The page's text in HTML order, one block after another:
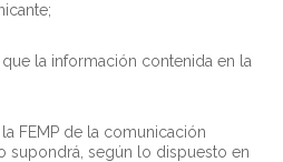
la información contenida en la
FEMP de la comunicación
supondrá, según lo dispuesto en